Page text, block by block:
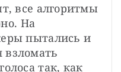
все алгоритмы
На
пытались и
так, как